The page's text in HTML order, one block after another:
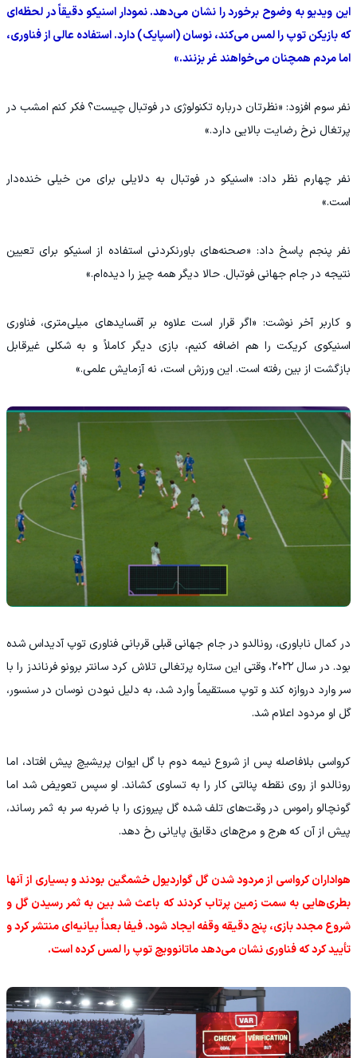
این ویدیو به وضوح برخورد را نشان می‌دهد. نمودار اسنیکو دقیقاً در لحظه‌ای
که بازیکن توپ را لمس می‌کند، نوسان (اسپایک) دارد. استفاده عالی از فناوری،
اما مردم همچنان می‌خواهند غر بزنند.»
نفر سوم افزود: «نظرتان درباره تکنولوژی در فوتبال چیست؟ فکر کنم امشب در
پرتغال نرخ رضایت بالایی دارد.»
نفر چهارم نظر داد: «اسنیکو در فوتبال به دلایلی برای من خیلی خنده‌دار
است.»
نفر پنجم پاسخ داد: «صحنه‌های باورنکردنی استفاده از اسنیکو برای تعیین
نتیجه در جام جهانی فوتبال. حالا دیگر همه چیز را دیده‌ام.»
و کاربر آخر نوشت: «اگر قرار است علاوه بر آفسایدهای میلی‌متری، فناوری
اسنیکوی کریکت را هم اضافه کنیم، بازی دیگر کاملاً و به شکلی غیرقابل‌
بازگشت از بین رفته است. این ورزش است، نه آزمایش علمی.»
در کمال ناباوری، رونالدو در جام جهانی قبلی قربانی فناوری توپ آدیداس شده
بود. در سال ۲۰۲۲، وقتی این ستاره پرتغالی تلاش کرد سانتر برونو فرناندز را با
سر وارد دروازه کند و توپ مستقیماً وارد شد، به دلیل نبودن نوسان در سنسور،
گل او مردود اعلام شد.
کرواسی بلافاصله پس از شروع نیمه دوم با گل ایوان پریشیچ پیش افتاد، اما
رونالدو از روی نقطه پنالتی کار را به تساوی کشاند. او سپس تعویض شد اما
گونچالو راموس در وقت‌های تلف‌ شده گل پیروزی را با ضربه سر به ثمر رساند،
پیش از آن که هرج‌ و مرج‌های دقایق پایانی رخ دهد.
هواداران کرواسی از مردود شدن گل گواردیول خشمگین بودند و بسیاری از آنها
بطری‌هایی به سمت زمین پرتاب کردند که باعث شد بین به ثمر رسیدن گل و
شروع مجدد بازی، پنج دقیقه وقفه ایجاد شود. فیفا بعداً بیانیه‌ای منتشر کرد و
تأیید کرد که فناوری نشان می‌دهد ماتانوویچ توپ را لمس کرده است.